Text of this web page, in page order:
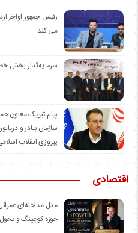
رئیس جمهور اواخر
می کند.
سرمایه‌گذار بخش
️پیام تبریک معاون
سازمان بنادر و
پیروزی انقلاب
اقتصادی
حوزه کوچینگ و